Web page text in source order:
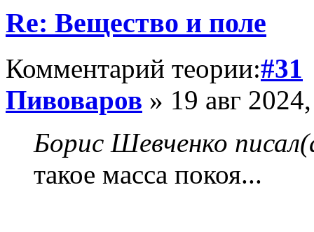
Re: Вещество и поле
Комментарий теории:#31
Пивоваров » 19 авг
Борис Шевченко
такое масса покоя...